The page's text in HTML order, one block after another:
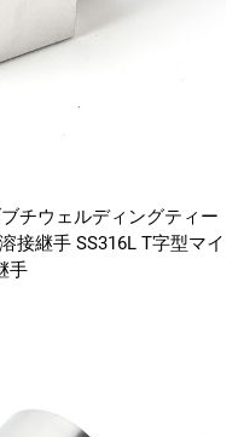
チウェルディングティー
接継手 SS316L T字型マイ
手